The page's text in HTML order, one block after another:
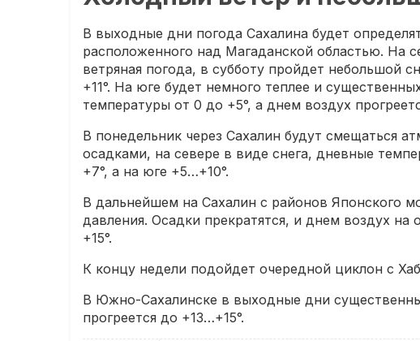
В выходные дни погода Сахалина будет
расположенного над Магаданской областью. На
ветряная погода, в субботу пройдет небольшой
+11°. На юге будет немного теплее и
температуры от 0 до +5°, а днем воздух
В понедельник через Сахалин будут смещаться
осадками, на севере в виде снега, дневные
+7°, а на юге +5…+10°.
В дальнейшем на Сахалин с районов Японского
давления. Осадки прекратятся, и днем воздух на
+15°.
К концу недели подойдет очередной циклон с
В Южно-Сахалинске в выходные дни
прогреется до +13…+15°.